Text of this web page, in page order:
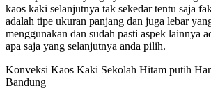
kaos kaki selanjutnya tak sekedar tentu saja
adalah tipe ukuran panjang dan juga lebar
menggunakan dan sudah pasti aspek lainnya
apa saja yang selanjutnya anda pilih.
Konveksi Kaos Kaki Sekolah Hitam putih
Bandung